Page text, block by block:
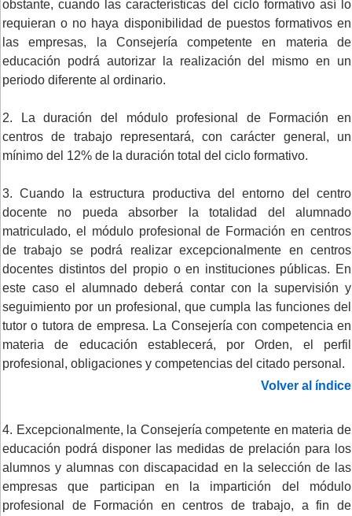
obstante, cuando las características del ciclo formativo así lo
requieran o no haya disponibilidad de puestos formativos en
las empresas, la Consejería competente en materia de
educación podrá autorizar la realización del mismo en un
periodo diferente al ordinario.
2. La duración del módulo profesional de Formación en
centros de trabajo representará, con carácter general, un
mínimo del 12% de la duración total del ciclo formativo.
3. Cuando la estructura productiva del entorno del centro
docente no pueda absorber la totalidad del alumnado
matriculado, el módulo profesional de Formación en centros
de trabajo se podrá realizar excepcionalmente en centros
docentes distintos del propio o en instituciones públicas. En
este caso el alumnado deberá contar con la supervisión y
seguimiento por un profesional, que cumpla las funciones del
tutor o tutora de empresa. La Consejería con competencia en
materia de educación establecerá, por Orden, el perfil
profesional, obligaciones y competencias del citado personal.
Volver al índice
4. Excepcionalmente, la Consejería competente en materia de
educación podrá disponer las medidas de prelación para los
alumnos y alumnas con discapacidad en la selección de las
empresas que participan en la impartición del módulo
profesional de Formación en centros de trabajo, a fin de